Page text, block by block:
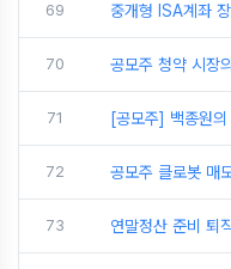
69 중개형 ISA계좌
70 공모주 청약 시장
71 [공모주] 백종원
72 공모주 클로봇 매
73 연말정산 준비 퇴